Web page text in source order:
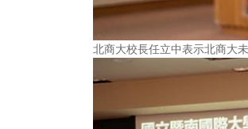
北商大校長任立中表示北商大